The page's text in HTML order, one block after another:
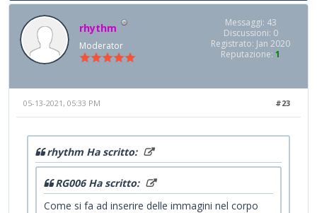
rhythm
Moderator
Messaggi: 43
Discussioni: 0
Registrato: Jan 2020
Reputazione: 1
#23
05-13-2021, 05:33 PM
rhythm Ha scritto:
RG006 Ha scritto:
Come si fa ad inserire delle immagini nel corpo